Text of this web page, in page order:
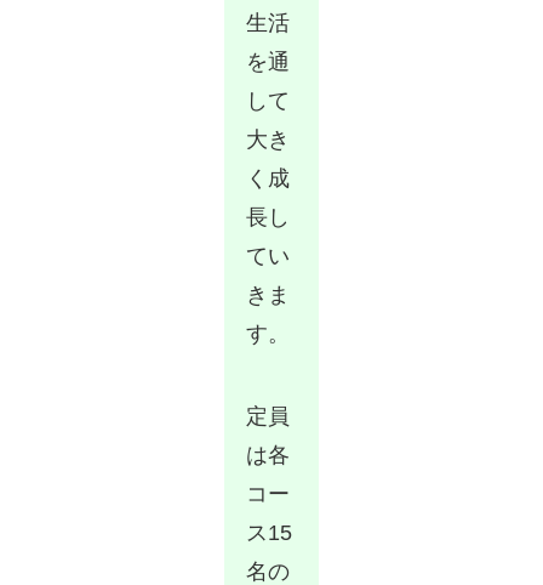
生活
を通
して
大き
く成
長し
てい
きま
す。
定員
は各
コー
ス15
名の